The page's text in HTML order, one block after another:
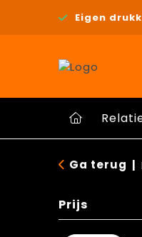
Eigen
Ga terug
Prijs